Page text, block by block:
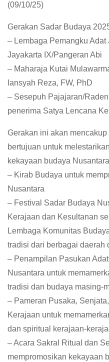
(09/10/25)
Gerakan Sadar Budaya
– Lembaga Pemangku
Jayakarta IX/Pangeran Abi
– Maharaja Kutai
Iansyah Reza, FW, PhD
– Sesepuh Pajajaran/
penerima Satya Lencana
Gerakan ini akan
bertujuan untuk
kekayaan budaya
– Kirab Budaya untuk
Nusantara
– Festival Sadar Budaya
Kerajaan dan Kesultanan
Lembaga Komunitas
tradisi dari berbagai daerah
– Penampilan Pasukan
Nusantara untuk
tradisi dan budaya masing-
– Pameran Pusaka,
Kerajaan untuk
dan spiritual kerajaan-
– Acara Sakral Ritual dan
mempromosikan kekayaan